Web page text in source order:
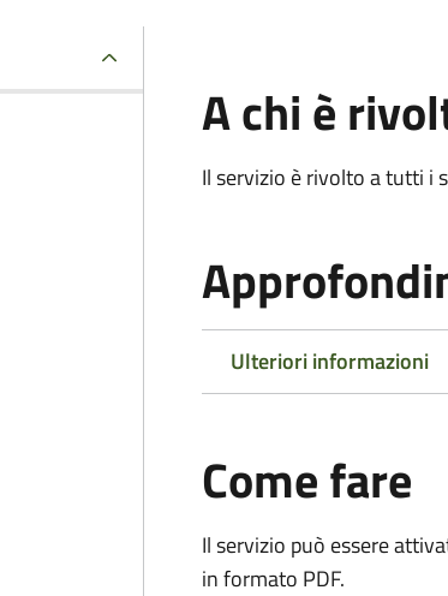
A chi è
Il servizio è rivolto a tutti i
Ulteriori informazioni
Come fare
Il servizio può essere
in formato PDF.